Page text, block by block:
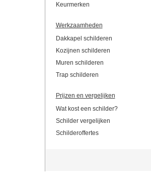
Keurmerken
Werkzaamheden
Dakkapel schilderen
Kozijnen schilderen
Muren schilderen
Trap schilderen
Prijzen en vergelijken
Wat kost een schilder?
Schilder vergelijken
Schilderoffertes